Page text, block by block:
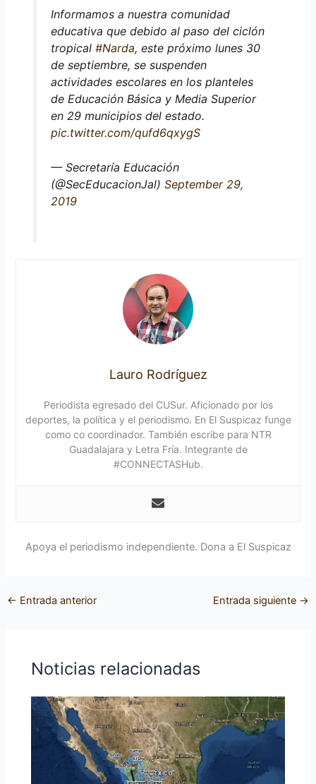
Informamos a nuestra comunidad
educativa que debido al paso del ciclón
tropical #Narda, este próximo lunes 30
de septiembre, se suspenden
actividades escolares en los planteles
de Educación Básica y Media Superior
en 29 municipios del estado.
pic.twitter.com/qufd6qxygS
— Secretaría Educación
(@SecEducacionJal) September 29,
2019
Lauro Rodríguez
Periodista egresado del CUSur. Aficionado por los
deportes, la política y el periodismo. En El Suspicaz funge
como co coordinador. También escribe para NTR
Guadalajara y Letra Fría. Integrante de
#CONNECTASHub.
Apoya el periodismo independiente. Dona a El Suspicaz
← Entrada anterior Entrada siguiente →
Noticias relacionadas